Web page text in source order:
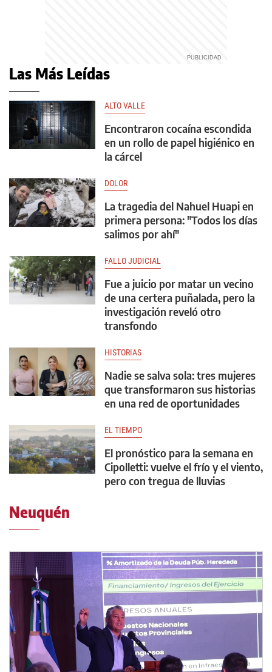
Las Más Leídas
ALTO VALLE
Encontraron cocaína escondida
en un rollo de papel higiénico en
la cárcel
DOLOR
La tragedia del Nahuel Huapi en
primera persona: "Todos los días
salimos por ahí"
FALLO JUDICIAL
Fue a juicio por matar un vecino
de una certera puñalada, pero la
investigación reveló otro
transfondo
HISTORIAS
Nadie se salva sola: tres mujeres
que transformaron sus historias
en una red de oportunidades
EL TIEMPO
El pronóstico para la semana en
Cipolletti: vuelve el frío y el viento,
pero con tregua de lluvias
Neuquén